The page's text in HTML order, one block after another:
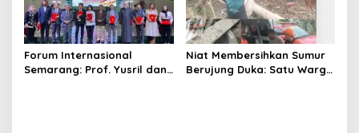
Forum Internasional
Semarang: Prof. Yusril dan
Niat Membersihkan Sumur
Berujung Duka: Satu Warga